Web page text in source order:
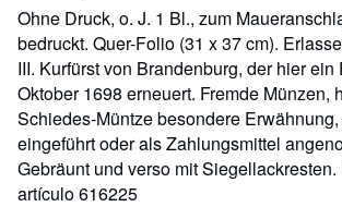
Ohne Druck, o. J. 1 Bl., zum
bedruckt. Quer-Folio (31 x 37 cm).
III. Kurfürst von Brandenburg, der hier ein
Oktober 1698 erneuert. Fremde Münzen,
Schiedes-Müntze besondere
eingeführt oder als Zahlungsmittel
Gebräunt und verso mit Siegellackresten.
artículo 616225